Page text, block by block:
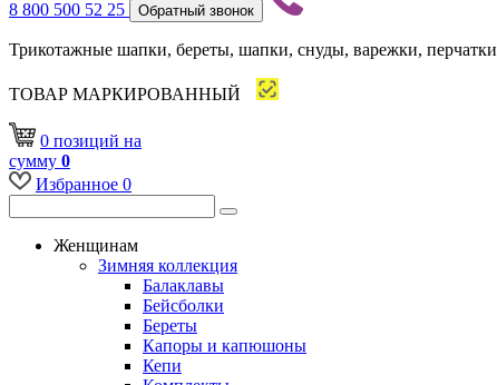
8 800 500 52 25 Обратный звонок
Трикотажные шапки, береты, шапки, снуды, варежки, перчатки
ТОВАР МАРКИРОВАННЫЙ
0 позиций на
сумму 0
Избранное 0
Женщинам
Зимняя коллекция
Балаклавы
Бейсболки
Береты
Капоры и капюшоны
Кепи